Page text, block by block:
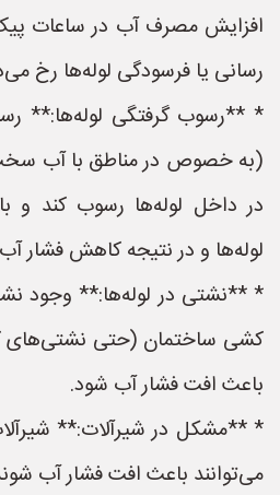
افزایش مصرف آب در ساعات
رسانی یا فرسودگی لوله‌ها رخ
* **رسوب گرفتگی لوله‌ها:**
(به خصوص در مناطق با آب سخت)
در داخل لوله‌ها رسوب کند و
لوله‌ها و در نتیجه کاهش فشار آب
* **نشتی در لوله‌ها:** وجود
کشی ساختمان (حتی نشتی‌های
باعث افت فشار آب شود.
* **مشکل در شیرآلات:**
می‌توانند باعث افت فشار آب شوند.